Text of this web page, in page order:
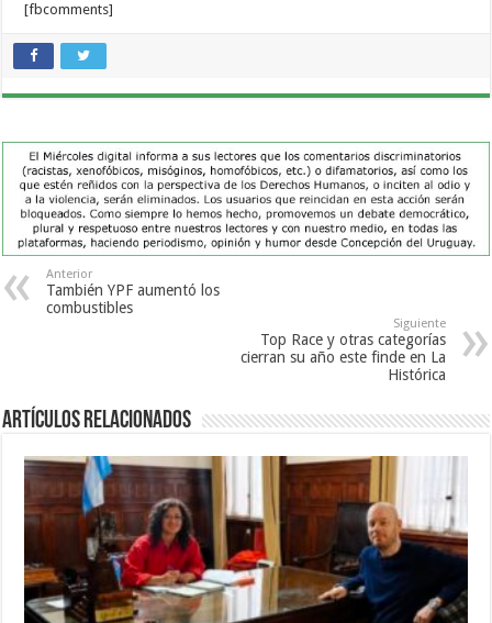
[fbcomments]
Anterior
También YPF aumentó los
combustibles
Siguiente
Top Race y otras categorías
cierran su año este finde en La
Histórica
Artículos Relacionados